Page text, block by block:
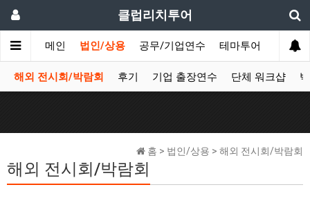
클럽리치투어
메인 법인/상용 공무/기업연수 테마투어 데이투
해외 전시회/박람회 후기 기업 출장연수 단체 워크샵
홈 > 법인/상용 > 해외 전시회/박람회
해외 전시회/박람회